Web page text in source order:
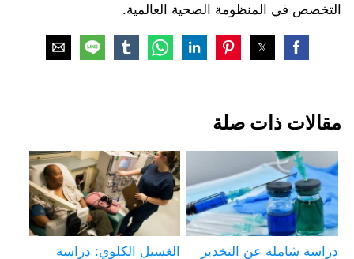
التخصص في المنظومة الصحية العالمية.
مقالات ذات صلة
دراسة شاملة عن التخدير الغسيل الكلوي: دراسة